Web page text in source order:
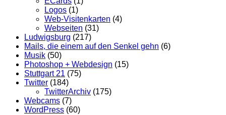
Logos (1)
Web-Visitenkarten (4)
Webseiten (31)
Ludwigsburg (217)
Mails, die einem auf den Senkel gehn (6)
Musik (50)
Photoshop + Webdesign (15)
Stuttgart 21 (75)
Twitter (184)
TwitterArchiv (175)
Webcams (7)
WordPress (60)